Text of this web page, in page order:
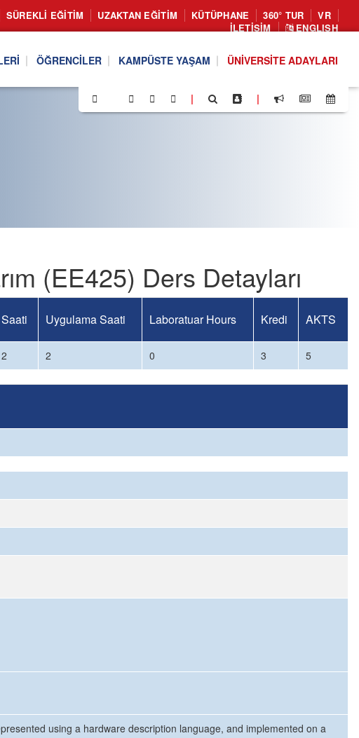
SÜREKLI EĞITIM UZAKTAN EĞITIM KÜTÜPHANE 360° TUR
VR
İLETIŞIM
ENGLISH
ÖĞRENCILER KAMPÜSTE YAŞAM ÜNIVERSITE ADAYLARI
| |
(EE425) Ders Detayları
Saati Uygulama Saati Laboratuar Hours Kredi AKTS
2 2 0 3 5
using a hardware description language, and implemented on a